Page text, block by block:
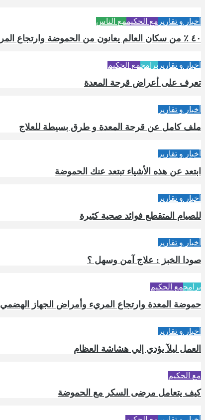
أخبار و تقارير مع الحكيممع الناس
٤٠ ٪ من سكان العالم يعانون من الحموضة وارتجاع المرئ
أخبار و تقارير برامجمع الحكيم
تعرف على أعراض قرحة المعدة
أخبار و تقارير
ملف كامل عن قرحة المعدة و طرق بسيطة للعلاج
أخبار و تقارير
ابتعد عن هذه الأشياء تبتعد عنك الحموضة
أخبار و تقارير
للصيام المتقطع فوائد صحية كثيرة
أخبار و تقارير
صودا الخبز : علاج آمن وسهل ؟
برامجمع الحكيم
حموضة المعدة وارتجاع المريء وأمراض الجهاز الهضمي
أخبار و تقارير
العمل ليلآ يؤدي إلي هشاشة العظام
مع الحكيم
كيف يتعامل مرضى السكر مع الحموضة